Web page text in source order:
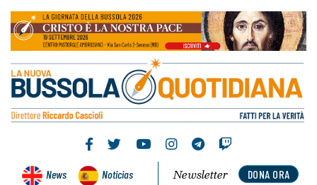
News Noticias DONA ORA
Newsletter